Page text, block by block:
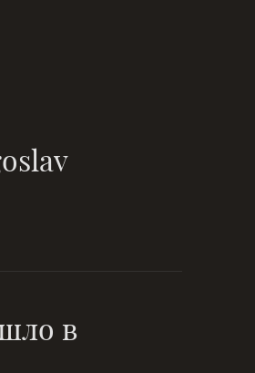
в